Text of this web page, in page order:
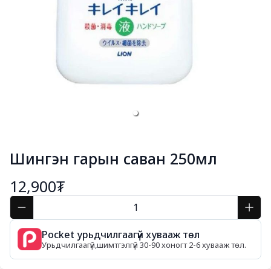
Шингэн гарын саван 250мл
12,900₮
Pocket урьдчилгаагүй хувааж төл
Урьдчилгаагүй,шимтгэлгүй 30-90 хоногт 2-6 хувааж төл.